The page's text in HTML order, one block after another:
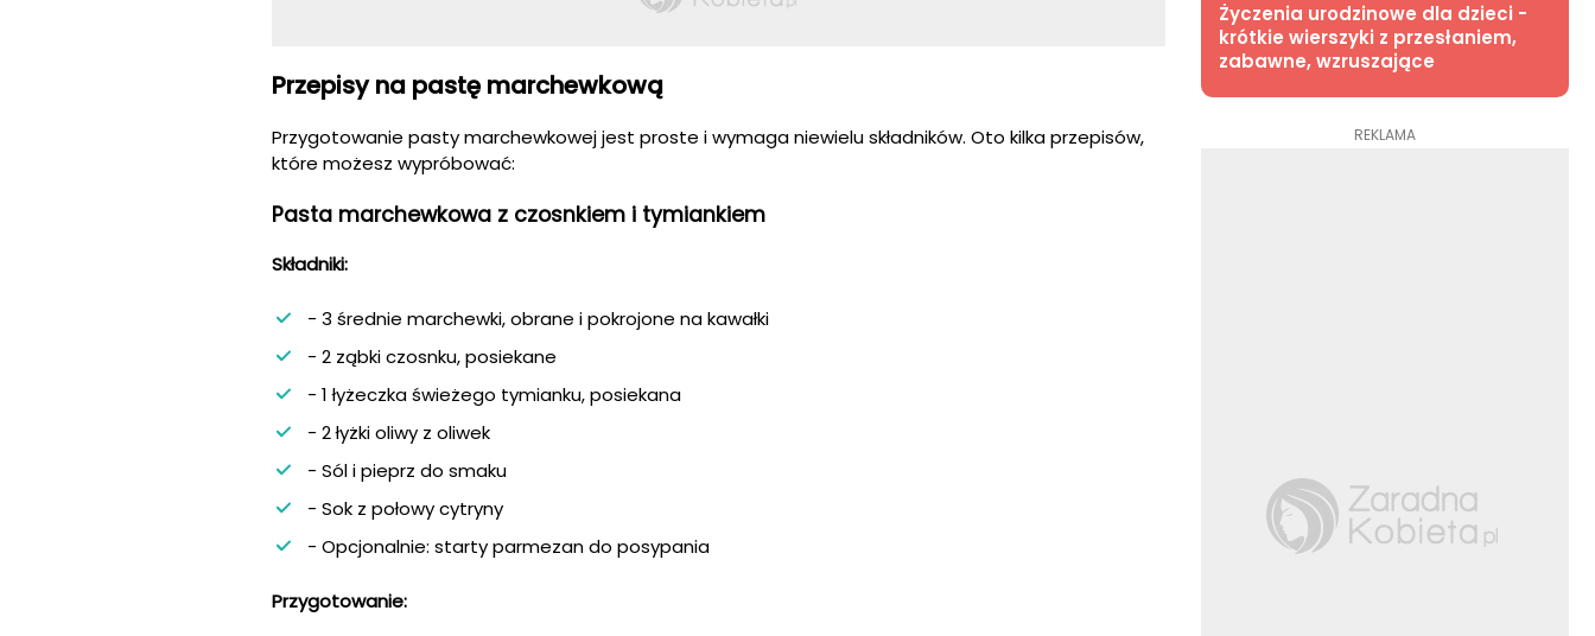
Przepisy na pastę marchewkową
Przygotowanie pasty marchewkowej jest proste i wymaga niewielu składników. Oto kilka przepisów,
które możesz wypróbować:
Pasta marchewkowa z czosnkiem i tymiankiem
Składniki:
- 3 średnie marchewki, obrane i pokrojone na kawałki
- 2 ząbki czosnku, posiekane
- 1 łyżeczka świeżego tymianku, posiekana
- 2 łyżki oliwy z oliwek
- Sól i pieprz do smaku
- Sok z połowy cytryny
- Opcjonalnie: starty parmezan do posypania
Przygotowanie:
Życzenia urodzinowe dla dzieci -
krótkie wierszyki z przesłaniem,
zabawne, wzruszające
REKLAMA